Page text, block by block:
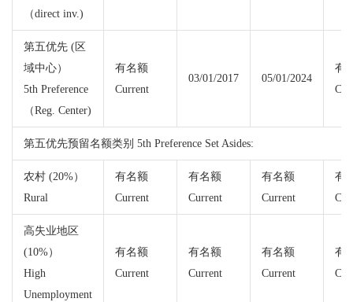
（direct inv.)
第五优先 (区
域中心）
5th Preference
（Reg. Center)
有名额
Current
03/01/2017 05/01/2024
有
第五优先预留名额类别 5th Preference Set Asides:
农村 (20%）
Rural
有名额
Current
有名额
Current
有名额
Current
有
高失业地区
(10%）
High
Unemployment
有名额
Current
有名额
Current
有名额
Current
有